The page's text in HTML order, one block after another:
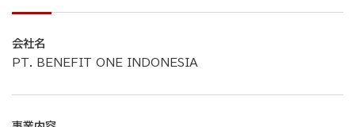
会社名
PT. BENEFIT ONE INDONESIA